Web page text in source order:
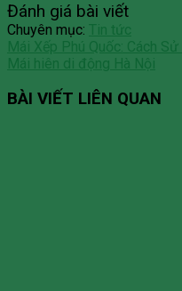
Đánh giá bài viết
Chuyên mục: Tin tức
Mái Xếp Phú Quốc: Cách
Mái hiên di động Hà Nội
BÀI VIẾT LIÊN QUAN